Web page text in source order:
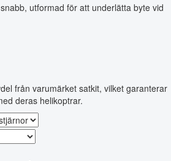
utformad för att underlätta byte vid
från varumärket satkit, vilket garanterar
deras helikoptrar.